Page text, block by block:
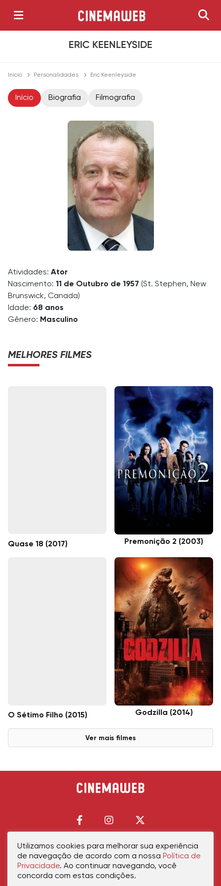
ERIC KEENLEYSIDE
Início Personalidades Eric Keenleyside
Início Biografia Filmografia
Atividades: Ator
Nascimento: 11 de Outubro de 1957 (St. Stephen, New
Brunswick, Canada)
Idade: 68 anos
Gênero: Masculino
MELHORES FILMES
Quase 18 (2017) Premonição 2 (2003)
O Sétimo Filho (2015) Godzilla (2014)
Ver mais filmes
Início Política de PrivacidadePolítica de CookiesContatoSobre Nós
Utilizamos cookies para melhorar sua experiência
de navegação de acordo com a nossa Política de
Privacidade. Ao continuar navegando, você
concorda com estas condições.